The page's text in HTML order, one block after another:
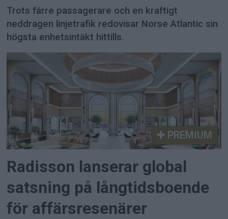
Trots färre passagerare och en kraftigt
neddragen linjetrafik redovisar Norse Atlantic sin
högsta enhetsintäkt hittills.
PREMIUM
Radisson lanserar global
satsning på långtidsboende
för affärsresenärer